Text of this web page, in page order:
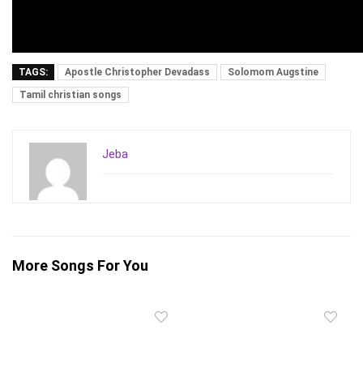
TAGS: Apostle Christopher Devadass
Solomom Augstine
Tamil christian songs
Jeba
More Songs For You